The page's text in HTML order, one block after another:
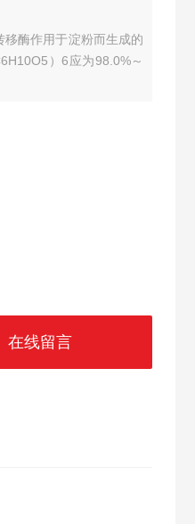
酶作用于淀粉而生成的
）6应为98.0%～
在线留言